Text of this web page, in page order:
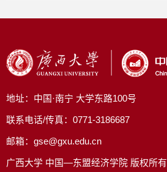
地址：中国·南宁 大学东路100号
联系电话/传真：0771-3186687
邮箱：gse@gxu.edu.cn
广西大学 中国—东盟经济学院 版权所有